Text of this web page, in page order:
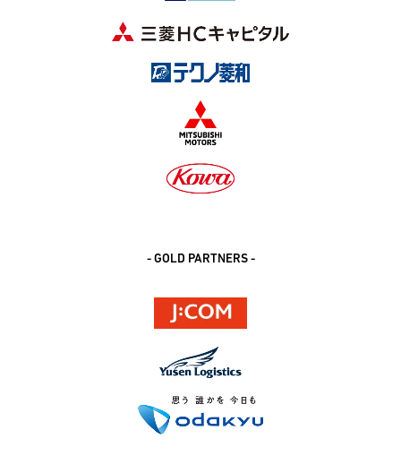
- GOLD PARTNERS -